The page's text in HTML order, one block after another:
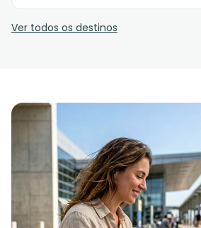
Ver todos os destinos